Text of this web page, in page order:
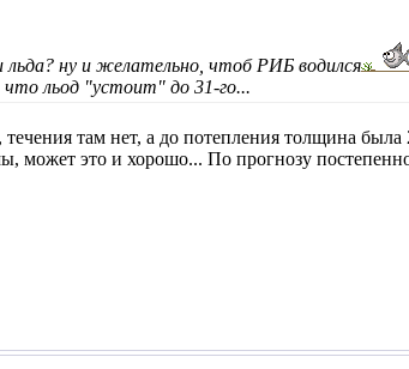
ну и желательно, чтоб РИБ водился
что льод "устоит" до 31-го...
там нет, а до потепления толщина
может это и хорошо... По прогнозу